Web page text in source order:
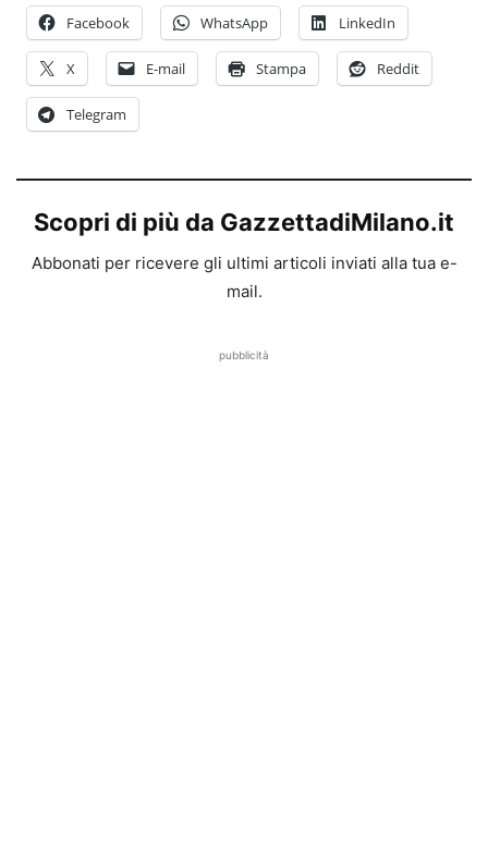
Facebook WhatsApp LinkedIn
X E-mail Stampa Reddit
Telegram
Scopri di più da GazzettadiMilano.it
Abbonati per ricevere gli ultimi articoli inviati alla tua e-
mail.
pubblicità